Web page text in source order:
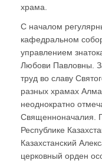
храма.
С началом
кафедральном
управлением
Любови Павловны.
труд во славу
разных храмах
неоднократно
Священноначалия.
Республике
Казахстанский
церковный орден